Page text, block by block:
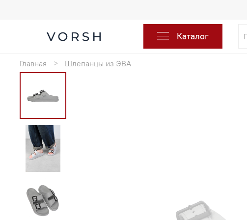
Каталог
Главная Шлепанцы из ЭВА